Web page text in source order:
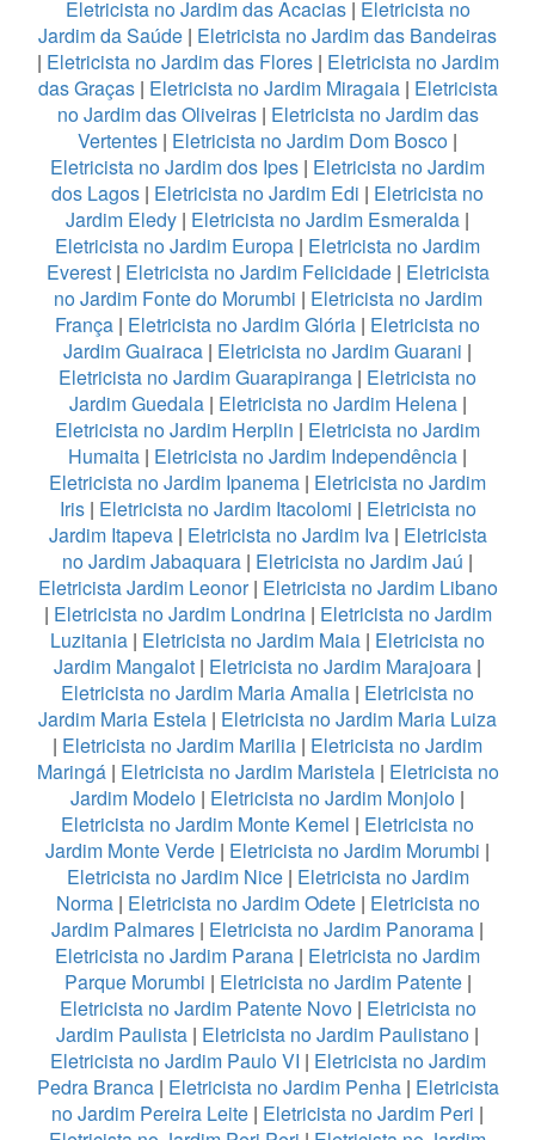
Eletricista no Jardim das Acacias| Eletricista no
Jardim da Saúde | Eletricista no Jardim das Bandeiras
| Eletricista no Jardim das Flores| Eletricista no Jardim
das Graças| Eletricista no Jardim Miragaia| Eletricista
no Jardim das Oliveiras| Eletricista no Jardim das
Vertentes | Eletricista no Jardim Dom Bosco |
Eletricista no Jardim dos Ipes | Eletricista no Jardim
dos Lagos | Eletricista no Jardim Edi | Eletricista no
Jardim Eledy | Eletricista no Jardim Esmeralda |
Eletricista no Jardim Europa | Eletricista no Jardim
Everest| Eletricista no Jardim Felicidade| Eletricista
no Jardim Fonte do Morumbi | Eletricista no Jardim
França | Eletricista no Jardim Glória | Eletricista no
Jardim Guairaca | Eletricista no Jardim Guarani |
Eletricista no Jardim Guarapiranga | Eletricista no
Jardim Guedala| Eletricista no Jardim Helena|
Eletricista no Jardim Herplin | Eletricista no Jardim
Humaita | Eletricista no Jardim Independência |
Eletricista no Jardim Ipanema | Eletricista no Jardim
Iris| Eletricista no Jardim Itacolomi | Eletricista no
Jardim Itapeva| Eletricista no Jardim Iva| Eletricista
no Jardim Jabaquara | Eletricista no Jardim Jaú |
Eletricista Jardim Leonor| Eletricista no Jardim Libano
| Eletricista no Jardim Londrina| Eletricista no Jardim
Luzitania | Eletricista no Jardim Maia | Eletricista no
Jardim Mangalot | Eletricista no Jardim Marajoara |
Eletricista no Jardim Maria Amalia | Eletricista no
Jardim Maria Estela | Eletricista no Jardim Maria Luiza
| Eletricista no Jardim Marilia | Eletricista no Jardim
Maringá| Eletricista no Jardim Maristela| Eletricista no
Jardim Modelo | Eletricista no Jardim Monjolo |
Eletricista no Jardim Monte Kemel | Eletricista no
Jardim Monte Verde | Eletricista no Jardim Morumbi |
Eletricista no Jardim Nice| Eletricista no Jardim
Norma| Eletricista no Jardim Odete| Eletricista no
Jardim Palmares | Eletricista no Jardim Panorama |
Eletricista no Jardim Parana | Eletricista no Jardim
Parque Morumbi | Eletricista no Jardim Patente|
Eletricista no Jardim Patente Novo| Eletricista no
Jardim Paulista | Eletricista no Jardim Paulistano |
Eletricista no Jardim Paulo VI | Eletricista no Jardim
Pedra Branca| Eletricista no Jardim Penha| Eletricista
no Jardim Pereira Leite | Eletricista no Jardim Peri |